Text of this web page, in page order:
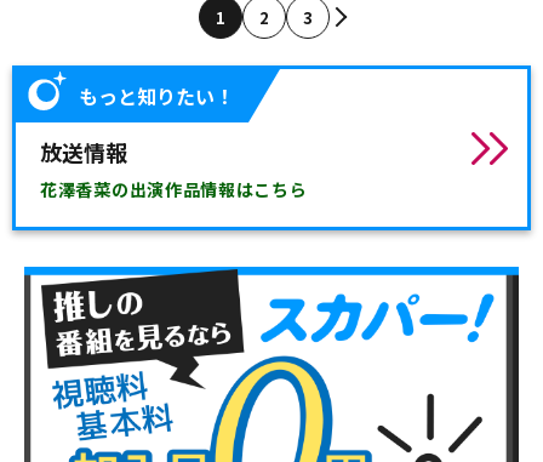
1 2 3
もっと知りたい！
放送情報
花澤香菜の出演作品情報はこちら